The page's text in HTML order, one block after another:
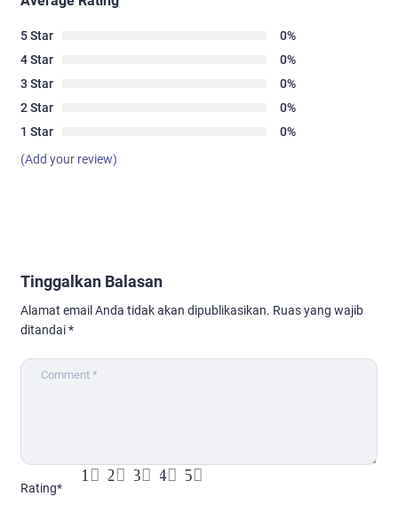
5 Star
0%
4 Star
0%
3 Star
0%
2 Star
0%
1 Star
0%
(Add your review)
Tinggalkan Balasan
Alamat email Anda tidak akan dipublikasikan. Ruas yang wajib
ditandai*
Rating*
5
4
3
2
1